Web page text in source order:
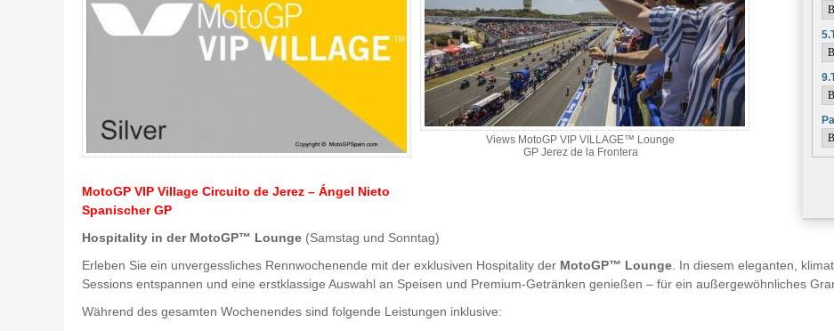
Views MotoGP VIP VILLAGE™ Lounge
GP Jerez de la Frontera
Zum
MotoGP VIP Village Circuito de Jerez – Ángel Nieto
Spanischer GP
Hospitality in der MotoGP™ Lounge (Samstag und Sonntag)
Erleben Sie ein unvergessliches Rennwochenende mit der exklusiven Hospitality der MotoGP™ Lounge . In diesem eleganten,
Sessions entspannen und eine erstklassige Auswahl an Speisen und Premium-Getränken genießen – für ein außergewöhnliches
Während des gesamten Wochenendes sind folgende Leistungen inklusive: